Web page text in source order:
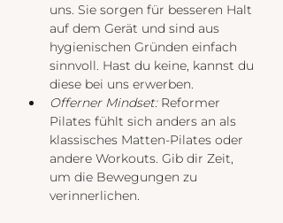
uns. Sie sorgen für besseren Halt
auf dem Gerät und sind aus
hygienischen Gründen einfach
sinnvoll. Hast du keine, kannst du
diese bei uns erwerben.
Offerner Mindset: Reformer
Pilates fühlt sich anders an als
klassisches Matten-Pilates oder
andere Workouts. Gib dir Zeit,
um die Bewegungen zu
verinnerlichen.